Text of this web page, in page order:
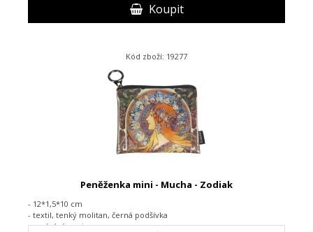
Koupit
Kód zboží: 19277
Peněženka mini - Mucha - Zodiak
- 12*1,5*10 cm
- textil, tenký molitan, černá podšívka
-zapínání na zip